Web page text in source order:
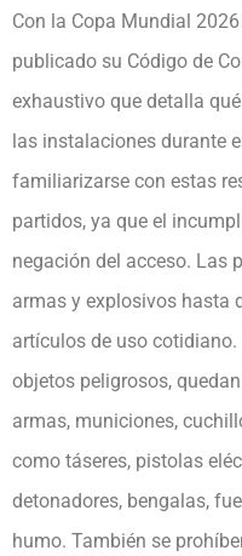
Con la Copa Mundial
publicado su Código de
exhaustivo que detalla
las instalaciones durante
familiarizarse con estas
partidos, ya que el
negación del acceso. Las
armas y explosivos hasta
artículos de uso
objetos peligrosos,
armas, municiones,
como táseres, pistolas
detonadores, bengalas,
humo. También se